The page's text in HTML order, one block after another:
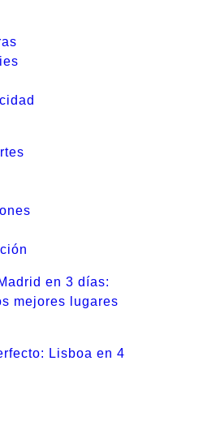
en 3 días:
mejores lugares
Lisboa en 4